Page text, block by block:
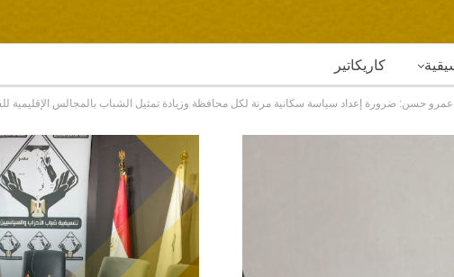
كاريكاتير
حسن: ضرورة إعداد سياسة سكانية مرنة لكل محافظة وزيادة تمثيل الشباب بالمجالس الإقليمية